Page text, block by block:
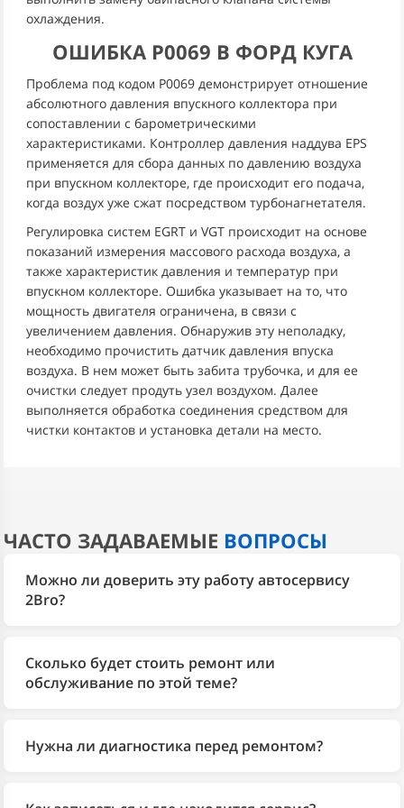
охлаждения.
ОШИБКА P0069 В ФОРД КУГА
Проблема под кодом P0069 демонстрирует отношение
абсолютного давления впускного коллектора при
сопоставлении с барометрическими
характеристиками. Контроллер давления наддува EPS
применяется для сбора данных по давлению воздуха
при впускном коллекторе, где происходит его подача,
когда воздух уже сжат посредством турбонагнетателя.
Регулировка систем EGRT и VGT происходит на основе
показаний измерения массового расхода воздуха, а
также характеристик давления и температур при
впускном коллекторе. Ошибка указывает на то, что
мощность двигателя ограничена, в связи с
увеличением давления. Обнаружив эту неполадку,
необходимо прочистить датчик давления впуска
воздуха. В нем может быть забита трубочка, и для ее
очистки следует продуть узел воздухом. Далее
выполняется обработка соединения средством для
чистки контактов и установка детали на место.
ЧАСТО ЗАДАВАЕМЫЕ ВОПРОСЫ
Можно ли доверить эту работу автосервису
2Bro?
автомобилями Ford и выполняет весь спектр работ
— от диагностики до ремонта двигателя, АКПП,
сохраняется.
Сколько будет стоить ремонт или
обслуживание по этой теме?
Актуальные цены смотрите в прайсе в
Нужна ли диагностика перед ремонтом?